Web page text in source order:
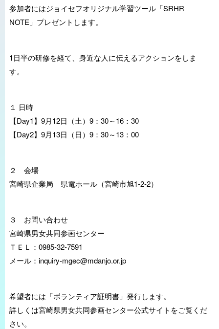
参加者にはジョイセフオリジナル学習ツール「SRHR
NOTE」プレゼントします。
1日半の研修を経て、身近な人に伝えるアクションをしま
す。
１ 日時
【Day1】9月12日（土）9：30～16：30
【Day2】9月13日（日）9：30～13：00
２ 会場
宮崎県企業局 県電ホール（宮崎市旭1-2-2）
３ お問い合わせ
宮崎県男女共同参画センター
ＴＥＬ：0985-32-7591
メール：inquiry-mgec@mdanjo.or.jp
希望者には「ボランティア証明書」発行します。
詳しくは宮崎県男女共同参画センター公式サイトをご覧くだ
さい。